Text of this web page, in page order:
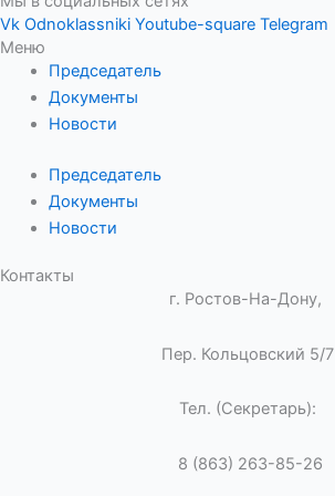
Vk Odnoklassniki Youtube-square Telegram
Меню
Председатель
Документы
Новости
Председатель
Документы
Новости
Контакты
г. Ростов-На-Дону,
Пер. Кольцовский 5/7
Тел. (Секретарь):
8 (863) 263-85-26